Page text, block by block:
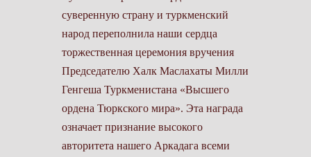
суверенную страну и туркменский
народ переполнила наши сердца
торжественная церемония вручения
Председателю Халк Маслахаты Милли
Генгеша Туркменистана «Высшего
ордена Тюркского мира». Эта награда
означает признание высокого
авторитета нашего Аркадага всеми